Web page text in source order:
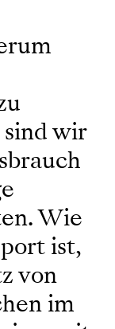
sind wir
Wie
ist,
von
im